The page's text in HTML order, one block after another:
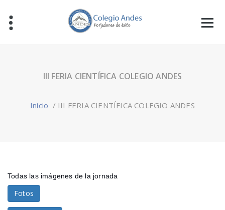
III FERIA CIENTÍFICA COLEGIO ANDES
Inicio / III FERIA CIENTÍFICA COLEGIO ANDES
Todas las imágenes de la jornada
Fotos